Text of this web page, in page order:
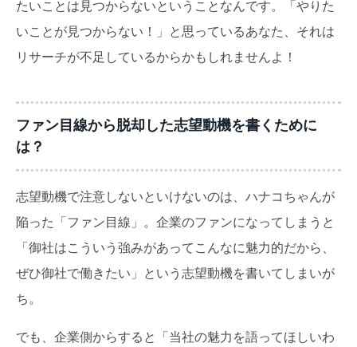
たいことは見つからないということなんです。「やりた
いことが見つからない！」と思っているあなた、それは
リサーチが不足しているからかもしれませんよ！
ファン目線から脱却した志望動機を書くために
は？
志望動機で注意しないといけないのは、ハナコちゃんが
陥った「ファン目線」。企業のファンになってしまうと
「御社はこういう強みがあってこんなに魅力的だから、
ぜひ御社で働きたい」という志望動機を書いてしまいが
ち。
でも、企業側からすると「当社の魅力を語ってほしいわ